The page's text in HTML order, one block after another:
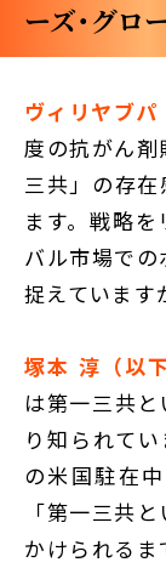
ーズ・グロ
ヴィリヤブ
度の抗がん
三共」の存
ます。戦略
バル市場で
捉えています
塚本 淳（以
は第一三共
り知られて
の米国駐在
「第一三共
かけられる